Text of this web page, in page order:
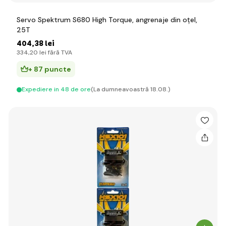
Servo Spektrum S680 High Torque, angrenaje din oțel,
25T
404,38 lei
334,20 lei fără TVA
+ 87 puncte
Expediere in 48 de ore(La dumneavoastră 18.08.)